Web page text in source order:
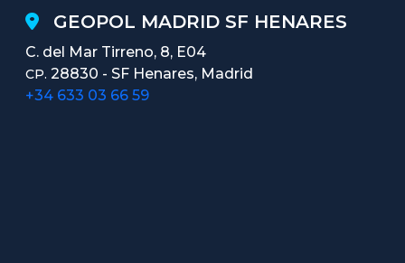
GEOPOL MADRID SF HENARES
C. del Mar Tirreno, 8, E04
CP. 28830 - SF Henares, Madrid
+34 633 03 66 59